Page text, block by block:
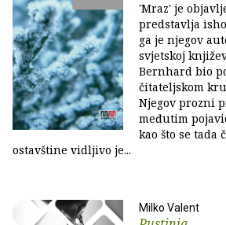
'Mraz' je
predstavlja
ga je njegov
svjetskoj
Bernhard bio
čitateljskom
Njegov prozni
međutim
kao što se tada
ostavštine vidljivo je...
Milko Valent